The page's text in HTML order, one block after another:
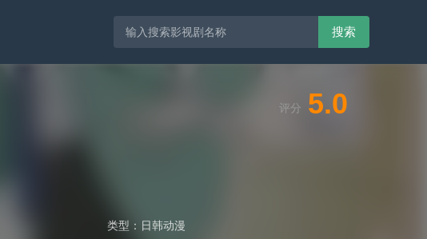
搜索
类型： 日韩动漫
评分 5.0